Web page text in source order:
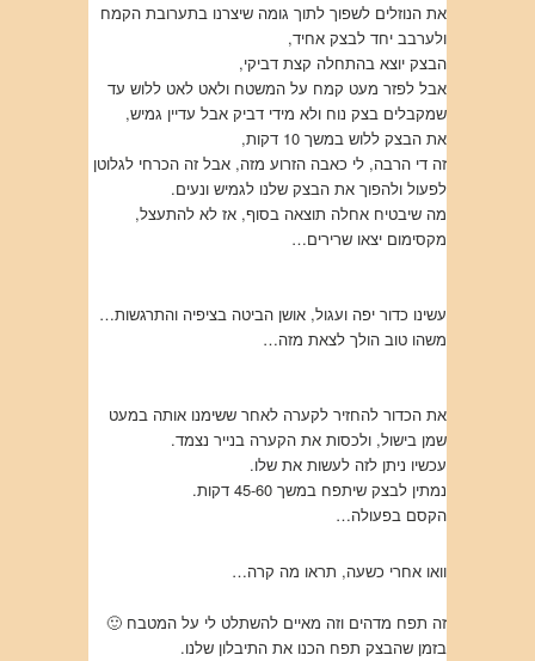
את הנוזלים לשפוך לתוך גומה שיצרנו בתערובת הקמח
ולערבב יחד לבצק אחיד,
הבצק יוצא בהתחלה קצת דביקי,
אבל לפזר מעט קמח על המשטח ולאט לאט ללוש עד
שמקבלים בצק נוח ולא מידי דביק אבל עדיין גמיש,
את הבצק ללוש במשך 10 דקות,
זה די הרבה, לי כאבה הזרוע מזה, אבל זה הכרחי לגלוטן
לפעול ולהפוך את הבצק שלנו לגמיש ונעים.
מה שיבטיח אחלה תוצאה בסוף, אז לא להתעצל,
מקסימום יצאו שרירים…
עשינו כדור יפה ועגול, אושן הביטה בציפיה והתרגשות…
משהו טוב הולך לצאת מזה…
את הכדור להחזיר לקערה לאחר ששימנו אותה במעט
שמן בישול, ולכסות את הקערה בנייר נצמד.
עכשיו ניתן לזה לעשות את שלו.
נמתין לבצק שיתפח במשך 45-60 דקות.
הקסם בפעולה…
וואו אחרי כשעה, תראו מה קרה…
זה תפח מדהים וזה מאיים להשתלט לי על המטבח 🙂
בזמן שהבצק תפח הכנו את התיבלון שלנו.